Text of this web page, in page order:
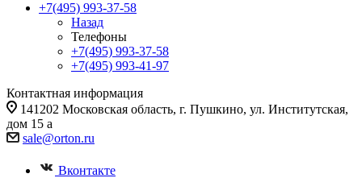
+7(495) 993-37-58
Назад
Телефоны
+7(495) 993-37-58
+7(495) 993-41-97
Контактная информация
141202 Московская область, г. Пушкино, ул. Институтская,
дом 15 а
sale@orton.ru
Вконтакте